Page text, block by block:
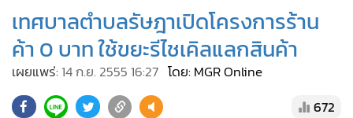
ผู้จัดการรายวัน
• คอลัมนิสต์
• ละคร
• Cyber BIZ
เทศบาลตำบลรัษฎาเปิดโครงการร้าน
ค้า 0 บาท ใช้ขยะรีไชเคิลแลกสินค้า
เผยแพร่: 14 ก.ย. 2555 16:27 โดย: MGR Online
672